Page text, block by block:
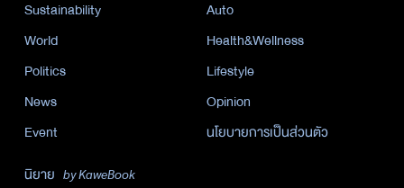
Sustainability
Auto
World
Health&Wellness
Politics
Lifestyle
News
Opinion
Event
นโยบายการเป็นส่วนตัว
นิยาย by KaweBook